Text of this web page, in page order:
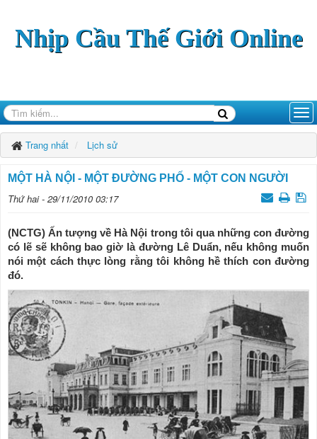
Nhịp Cầu Thế Giới Online
Trang nhất Lịch sử
MỘT HÀ NỘI - MỘT ĐƯỜNG PHỐ - MỘT CON NGƯỜI
Thứ hai - 29/11/2010 03:17
(NCTG) Ấn tượng về Hà Nội trong tôi qua những con đường
có lẽ sẽ không bao giờ là đường Lê Duẩn, nếu không muốn
nói một cách thực lòng rằng tôi không hề thích con đường
đó.